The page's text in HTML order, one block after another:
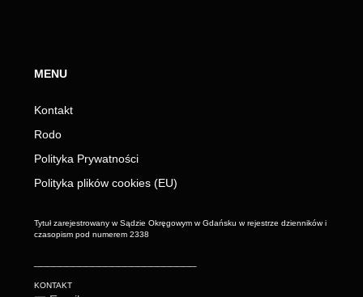
MENU
Kontakt
Rodo
Polityka Prywatności
Polityka plików cookies (EU)
Tytuł zarejestrowany w Sądzie Okręgowym w Gdańsku w rejestrze dzienników i
czasopism pod numerem 2338
KONTAKT